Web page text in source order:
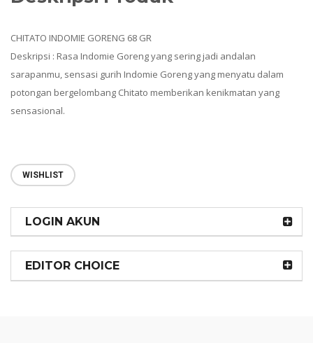
CHITATO INDOMIE GORENG 68 GR
Deskripsi : Rasa Indomie Goreng yang sering jadi andalan
sarapanmu, sensasi gurih Indomie Goreng yang menyatu dalam
potongan bergelombang Chitato memberikan kenikmatan yang
sensasional.
WISHLIST
LOGIN AKUN
EDITOR CHOICE